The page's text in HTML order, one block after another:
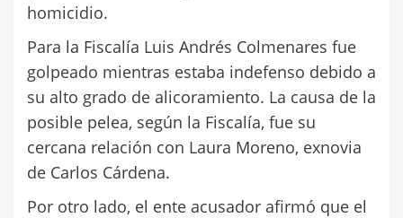
homicidio.
Para la Fiscalía Luis Andrés Colmenares fue
golpeado mientras estaba indefenso debido a
su alto grado de alicoramiento. La causa de la
posible pelea, según la Fiscalía, fue su
cercana relación con Laura Moreno, exnovia
de Carlos Cárdena.
Por otro lado, el ente acusador afirmó que el